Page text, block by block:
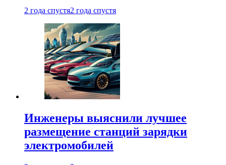
2 года спустя2 года спустя
Инженеры выяснили лучшее
размещение станций зарядки
электромобилей